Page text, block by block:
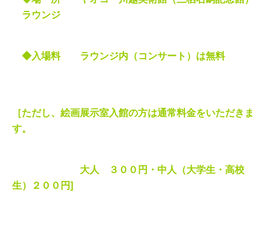
ラウンジ
◆入場料 ラウンジ内（コンサート）は無料
［ただし、絵画展示室入館の方は通常料金をいただきま
す。
大人 ３００円・中人（大学生・高校
生）２００円]